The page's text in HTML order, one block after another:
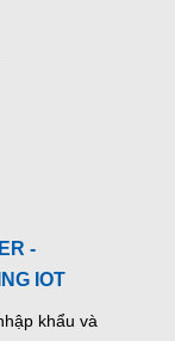
-
IOT
khẩu và